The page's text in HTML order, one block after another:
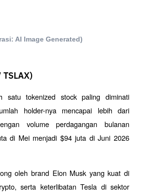
AI Image Generated)
TSLAX)
satu tokenized stock paling diminati
holder-nya mencapai lebih dari
volume perdagangan bulanan
di Mei menjadi $94 juta di Juni 2026
oleh brand Elon Musk yang kuat di
serta keterlibatan Tesla di sektor